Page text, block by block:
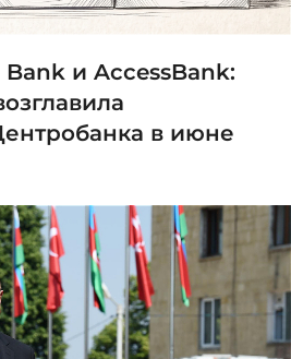
Bank и AccessBank:
в июне